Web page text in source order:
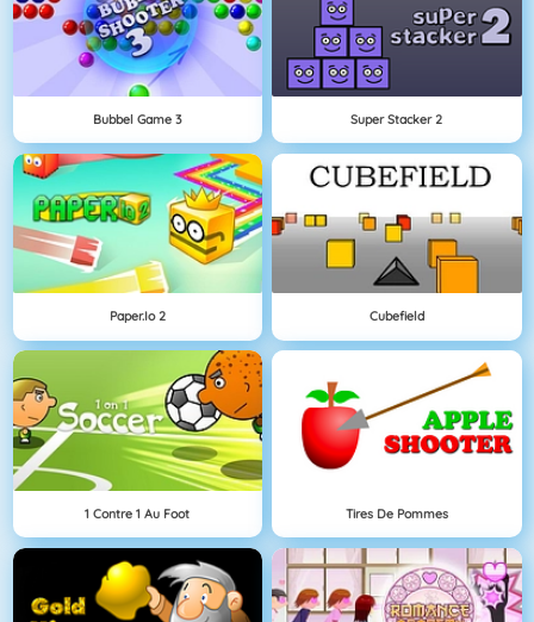
Bubbel Game 3 Super Stacker 2
Paper.io 2 Cubefield
1 Contre 1 Au Foot Tires De Pommes